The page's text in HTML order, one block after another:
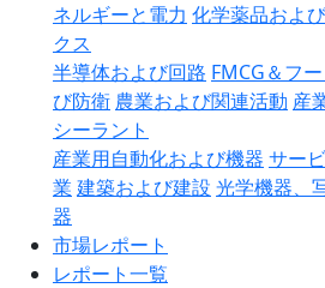
ネルギーと電力 化学薬品およ
クス
半導体および回路 FMCG＆フ
び防衛 農業および関連活動 産
シーラント
産業用自動化および機器 サー
業 建築および建設 光学機器、
器
市場レポート
レポート一覧